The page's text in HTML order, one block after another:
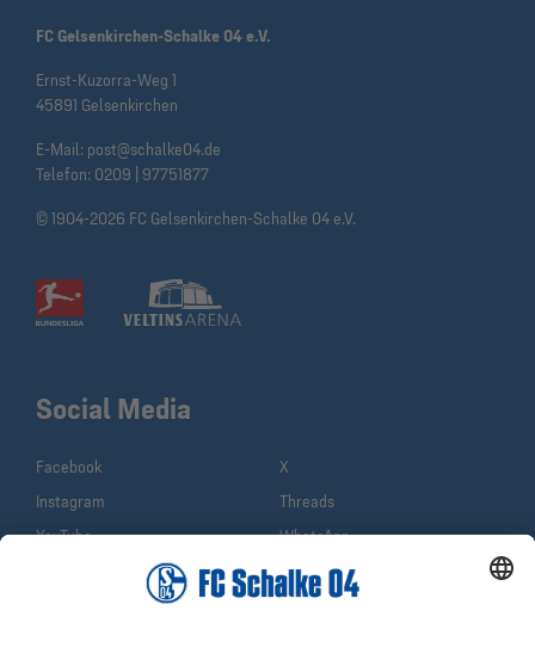
FC Gelsenkirchen-Schalke 04 e.V.
Ernst-Kuzorra-Weg 1
45891 Gelsenkirchen
E-Mail: post@schalke04.de
Telefon: 0209 | 97751877
© 1904-2026 FC Gelsenkirchen-Schalke 04 e.V.
Social Media
Facebook
X
Instagram
Threads
YouTube
WhatsApp
Sina Weibo